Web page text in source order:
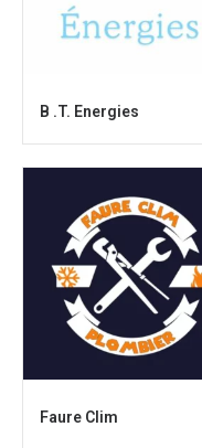
B .T. Energies
Faure Clim